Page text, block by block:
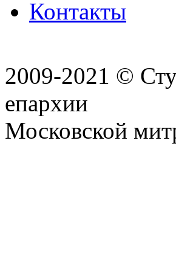
Контакты
2009-2021 ©
епархии
Московской